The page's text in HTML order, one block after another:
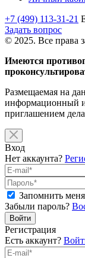
+7 (499) 113-31-21
Задать вопрос
© 2025. Все права
Имеются
Размещаемая на
информационный и
приглашением
Вход
Нет аккаунта?
Запомнить меня
Забыли пароль?
Войти
Регистрация
Есть аккаунт?